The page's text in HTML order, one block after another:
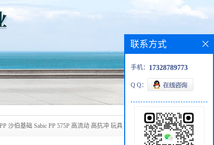
沙伯基础 Sabic PP 575P 高流动 高抗冲 玩具 护罩 瓶盖
联系方式
手机： 17328789773
Q Q：